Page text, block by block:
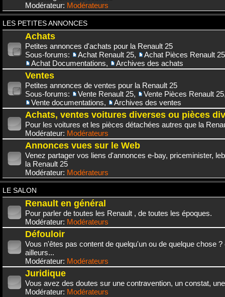
Modérateur: Modérateurs
LES PETITES ANNONCES
Achats
Petites annonces d'achats pour la Renault 25
Sous-forums:
Achat Renault 25,
Achat Pièces Renault 25
Achat Documentations, Archives des achats
Ventes
Petites annonces de ventes pour la Renault 25
Sous-forums:
Vente Renault 25, Vente Pièces Renault 25
Vente documentations, Archives des ventes
Achats, ventes voitures diverses ou pièces
Pour les voitures et les pièces détachées autres que la
Modérateur: Modérateurs
Annonces vues sur le Web
Venez partager vos liens d'annonces e-bay, priceminister,
la Renault 25
Modérateur: Modérateurs
LE SALON
Renault en général
Pour parler de toutes les Renault , de toutes les époques.
Modérateur: Modérateurs
Défouloir
Vous n'êtes pas content de quelqu'un ou de quelque chose
ailleurs...
Modérateur: Modérateurs
Juridique
Vous avez des doutes sur une contravention, un constat,
Modérateur: Modérateurs